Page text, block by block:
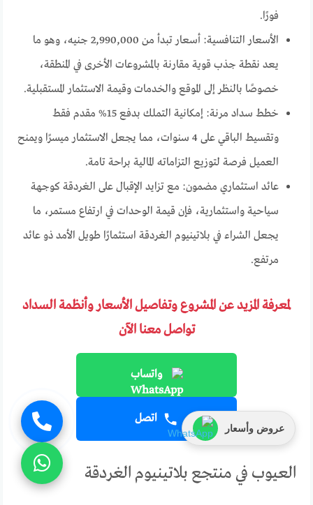
فورًا.
الأسعار التنافسية: أسعار تبدأ من 2,990,000 جنيه، وهو ما
يعد نقطة جذب قوية مقارنة بالمشروعات الأخرى في المنطقة،
خصوصًا بالنظر إلى الموقع والخدمات وقيمة الاستثمار المستقبلية.
خطط سداد مرنة: إمكانية التملك بدفع 15% مقدم فقط
وتقسيط الباقي على 4 سنوات، مما يجعل الاستثمار ميسرًا ويمنح
العميل فرصة لتوزيع التزاماته المالية براحة تامة.
عائد استثماري مضمون: مع تزايد الإقبال على الغردقة كوجهة
سياحية واستثمارية، فإن قيمة الوحدات في ارتفاع مستمر، ما
يجعل الشراء في بلاتينيوم الغردقة استثمارًا طويل الأمد ذو عائد
مرتفع.
لمعرفة المزيد عن المشروع وتفاصيل الأسعار وأنظمة السداد
تواصل معنا الآن
واتساب
اتصل
العيوب في منتجع بلاتينيوم الغردقة
عروض وأسعار